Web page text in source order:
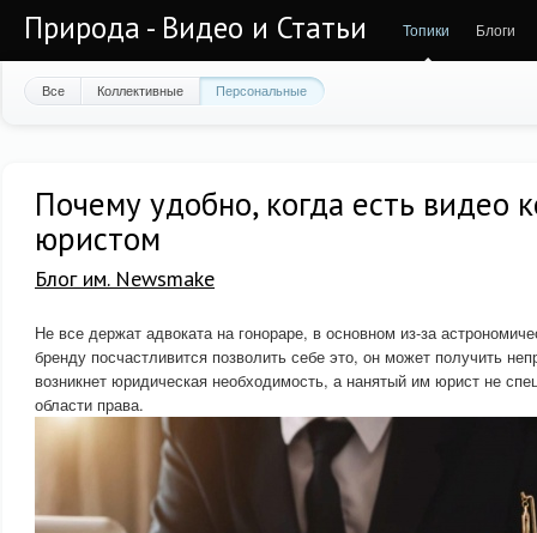
Природа - Видео и Статьи Топики Блоги
Все Коллективные Персональные
Почему удобно, когда есть видео
юристом
Блог им. Newsmake
Не все держат адвоката на гонораре, в основном из-за
бренду посчастливится позволить себе это, он может получить
возникнет юридическая необходимость, а нанятый им юрист не
области права.